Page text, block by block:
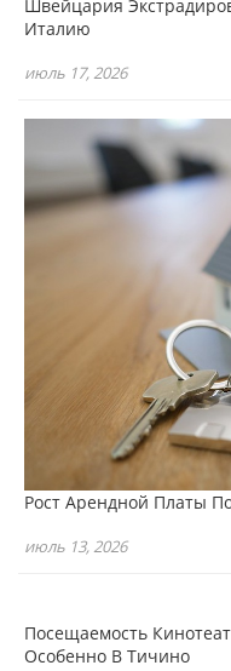
Швейцария
Италию
июль 17, 2026
Рост Арендной Платы
июль 13, 2026
Посещаемость
Особенно В Тичино